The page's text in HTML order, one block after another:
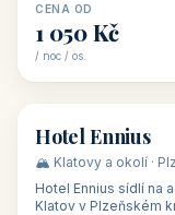
CENA OD
1 050 Kč
/ noc / os.
🏨 hotel
Hotel Ennius
🏔️ Klatovy a okolí ·
Hotel Ennius sídlí na
Klatov v Plzeňském